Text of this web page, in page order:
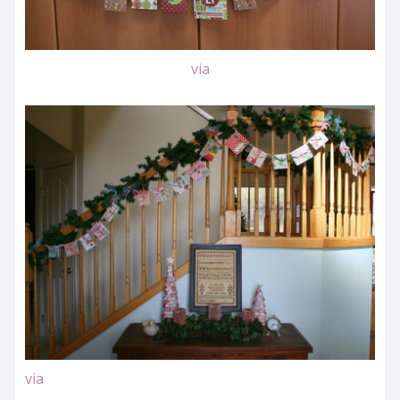
via
via